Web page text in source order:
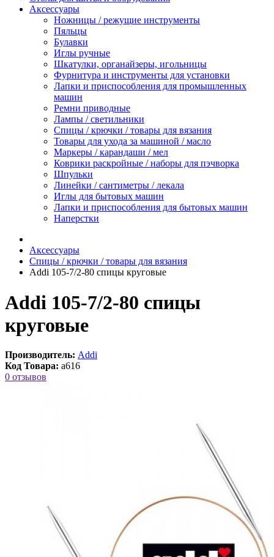
Аксессуары
Ножницы / режущие инструменты
Пяльцы
Булавки
Иглы ручные
Шкатулки, органайзеры, игольницы
Фурнитура и инструменты для установки
Лапки и приспособления для промышленных
машин
Ремни приводные
Лампы / светильники
Спицы / крючки / товары для вязания
Товары для ухода за машиной / масло
Маркеры / карандаши / мел
Коврики раскройные / наборы для пэчворка
Шпульки
Линейки / сантиметры / лекала
Иглы для бытовых машин
Лапки и приспособления для бытовых машин
Наперстки
Аксессуары
Спицы / крючки / товары для вязания
Addi 105-7/2-80 спицы круговые
Addi 105-7/2-80 спицы
круговые
Производитель: Addi
Код Товара: a616
0 отзывов